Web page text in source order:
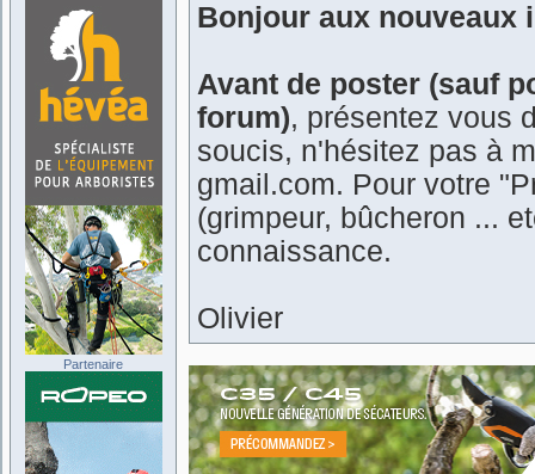
Bonjour aux nouveaux
Avant de poster (sauf
forum), présentez vous
soucis, n'hésitez pas à
gmail.com. Pour votre
(grimpeur, bûcheron ...
connaissance.
Olivier
Partenaire